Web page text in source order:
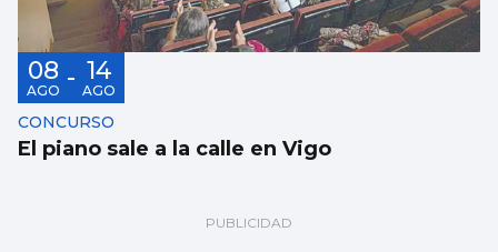
08
AGO - 14
AGO
CONCURSO
El piano sale a la calle en Vigo